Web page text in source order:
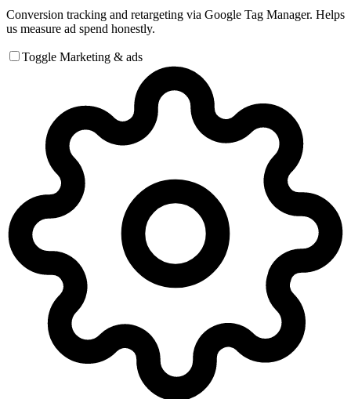
Conversion tracking and retargeting via Google Tag Manager. Helps
us measure ad spend honestly.
Toggle Marketing & ads